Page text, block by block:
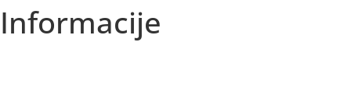
Informacije